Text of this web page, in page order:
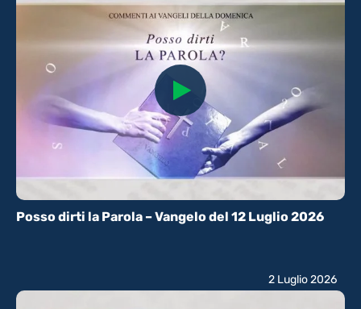
Posso dirti la Parola – Vangelo del 12 Luglio 2026
2 Luglio 2026